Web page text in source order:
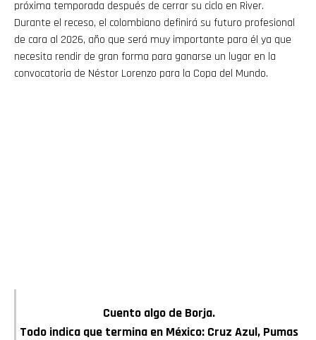
próxima temporada después de cerrar su ciclo en River.
Durante el receso, el colombiano definirá su futuro profesional
de cara al 2026, año que será muy importante para él ya que
necesita rendir de gran forma para ganarse un lugar en la
convocatoria de Néstor Lorenzo para la Copa del Mundo.
Cuento algo de Borja.
Todo indica que termina en México: Cruz Azul, Pumas